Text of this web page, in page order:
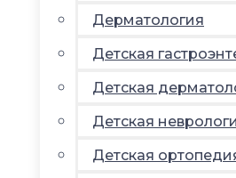
Дерматология
Детская
Детская
Детская
Детская